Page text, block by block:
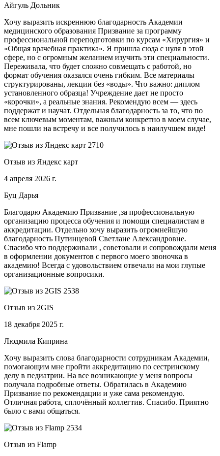
Айгуль Дольник
Хочу выразить искреннюю благодарность Академии
медицинского образования Призвание за программу
профессиональной переподготовки по курсам «Хирургия» и
«Общая врачебная практика». Я пришла сюда с нуля в этой
сфере, но с огромным желанием изучить эти специальности.
Переживала, что будет сложно совмещать с работой, но
формат обучения оказался очень гибким. Все материалы
структурированы, лекции без «воды». Что важно: диплом
установленного образца! Учреждение дает не просто
«корочки», а реальные знания. Рекомендую всем — здесь
поддержат и научат. Отдельная благодарность за то, что по
всем ключевым моментам, важным конкретно в моем случае,
мне пошли на встречу и все получилось в наилучшем виде!
Отзыв из Яндекс карт
4 апреля 2026 г.
Буц Дарья
Благодарю Академию Призвание ,за профессиональную
организацию процесса обучения и помощи специалистам в
аккредитации. Отдельно хочу выразить огромнейшую
благодарность Путинцевой Светлане Александровне.
Спасибо что поддерживали , советовали и сопровождали меня
в оформлении документов с первого моего звоночка в
академию! Всегда с удовольствием отвечали на мои глупые
организационные вопросики.
Отзыв из 2GIS
18 декабря 2025 г.
Людмила Киприна
Хочу выразить слова благодарности сотрудникам Академии,
помогающим мне пройти аккредитацию по сестринскому
делу в педиатрии. На все возникающие у меня вопросы
получала подробные ответы. Обратилась в Академию
Призвание по рекомендации и уже сама рекомендую.
Отличная работа, сплочённый коллегтив. Спасибо. Приятно
было с вами общаться.
Отзыв из Flamp